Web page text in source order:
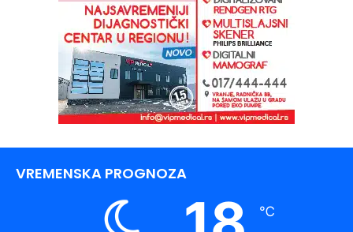
VREMENSKA PROGNOZA
℃